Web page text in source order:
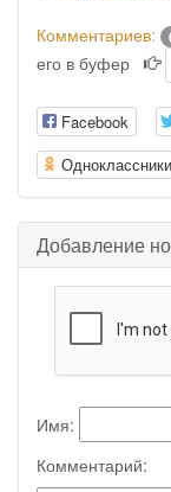
Комментариев:
его в буфер
Facebook
Одноклассники
Добавление
Имя:
Комментарий: